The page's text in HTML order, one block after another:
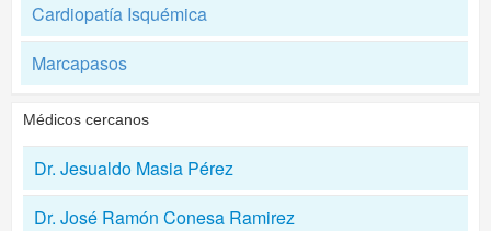
Cardiopatía Isquémica
Marcapasos
Médicos cercanos
Dr. Jesualdo Masia Pérez
Dr. José Ramón Conesa Ramirez